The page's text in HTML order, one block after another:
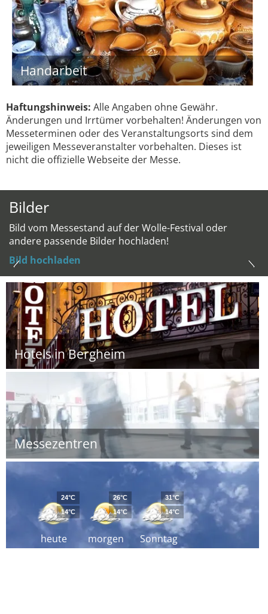
Handarbeit
Haftungshinweis: Alle Angaben ohne Gewähr.
Änderungen und Irrtümer vorbehalten! Änderungen von
Messeterminen oder des Veranstaltungsorts sind dem
jeweiligen Messeveranstalter vorbehalten. Dieses ist
nicht die offizielle Webseite der Messe.
Bilder
Bild vom Messestand auf der Wolle-Festival oder
andere passende Bilder hochladen!
Bild hochladen
Hotels in Bergheim
Messezentren
heute
24°C
14°C
morgen
26°C
14°C
Sonntag
31°C
14°C